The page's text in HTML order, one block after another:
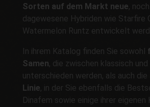
Sorten auf dem Markt neue,
dagewesene Hybriden wie Starfire
Watermelon Runtz entwickelt
In ihrem Katalog finden Sie sowohl
Samen, die zwischen klassisch
unterschieden werden, als auch die
Linie, in der Sie ebenfalls die
Dinafem sowie einige ihrer eigenen